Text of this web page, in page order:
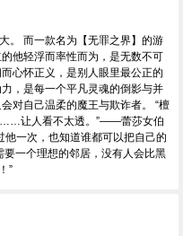
。 而一款名为【无罪之界】的游
他轻浮而率性而为，是无数不可
心怀正义，是别人眼里最公正的
，是每一个平凡灵魂的倒影与并
对自己温柔的魔王与欺诈者。 “檀
……让人看不太透。”——蕾莎女伯
他一次，也知道谁都可以把自己的
一个理想的邻居，没有人会比黑
”